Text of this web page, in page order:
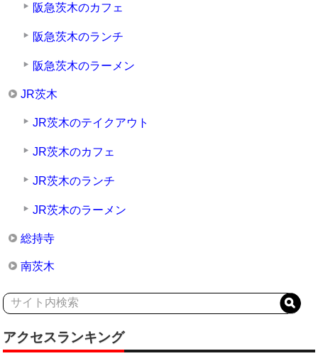
阪急茨木のカフェ
阪急茨木のランチ
阪急茨木のラーメン
JR茨木
JR茨木のテイクアウト
JR茨木のカフェ
JR茨木のランチ
JR茨木のラーメン
総持寺
南茨木
アクセスランキング